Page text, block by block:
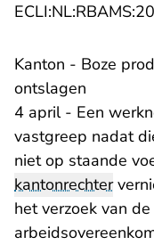
Kanton - Boze
ontslagen
4 april - Een
vastgreep nadat
niet op staande
kantonrechter
het verzoek van